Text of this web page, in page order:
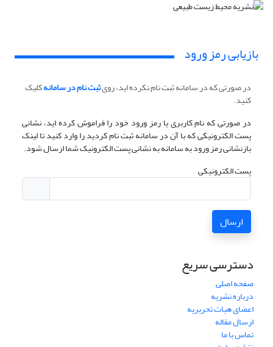
بازیابی رمز ورود
در صورتی که در سامانه ثبت نام نکرده اید، رویثبت نام در سامانهکلیک
کنید.
در صورتی که نام کاربری یا رمز ورود خود را فراموش کرده اید، نشانی
پست الکترونیکی که با آن در سامانه ثبت نام کردید را وارد کنید تا لینک
بازنشانی رمز ورود به سامانه به نشانی پست الکترونیک شما ارسال شود.
پست الکترونیکی
ارسال
دسترسی سریع
صفحه اصلی
درباره نشریه
اعضای هیات تحریریه
ارسال مقاله
تماس با ما